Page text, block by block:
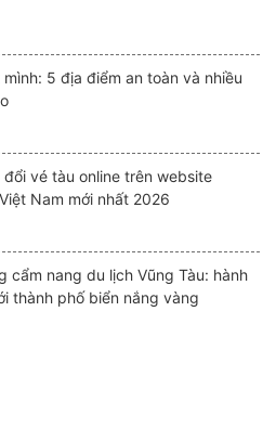
mình: 5 địa điểm an toàn và nhiều
đổi vé tàu online trên website
Nam mới nhất 2026
cẩm nang du lịch Vũng Tàu: hành
thành phố biển nắng vàng